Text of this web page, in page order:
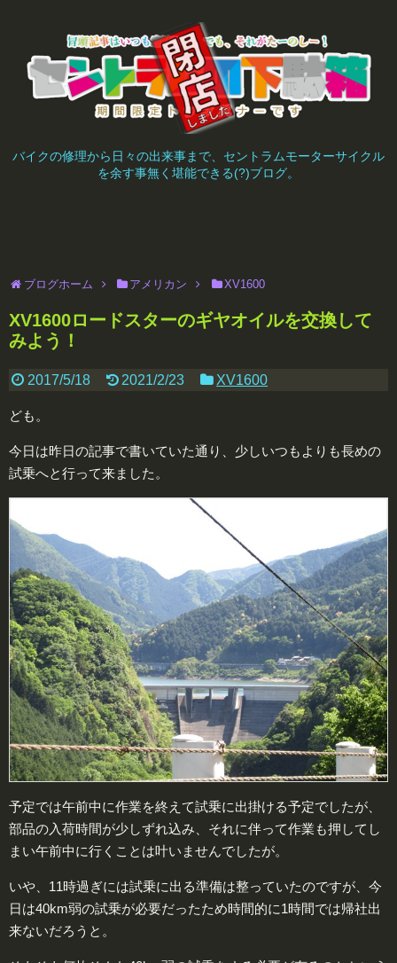
バイクの修理から日々の出来事まで、セントラムモーターサイクル
を余す事無く堪能できる(?)ブログ。
ブログホーム アメリカン XV1600
XV1600ロードスターのギヤオイルを交換して
みよう！
2017/5/18 2021/2/23 XV1600
ども。
今日は昨日の記事で書いていた通り、少しいつもよりも長めの
試乗へと行って来ました。
予定では午前中に作業を終えて試乗に出掛ける予定でしたが、
部品の入荷時間が少しずれ込み、それに伴って作業も押してし
まい午前中に行くことは叶いませんでしたが。
いや、11時過ぎには試乗に出る準備は整っていたのですが、今
日は40km弱の試乗が必要だったため時間的に1時間では帰社出
来ないだろうと。